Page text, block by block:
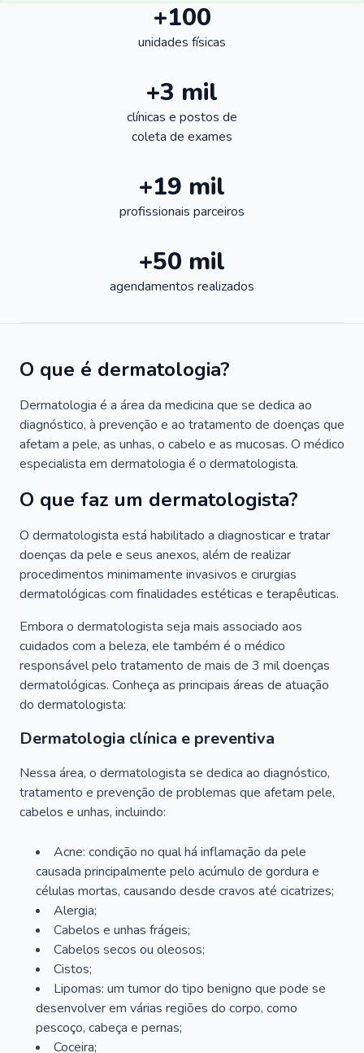
+100
unidades físicas
+3 mil
clínicas e postos de
coleta de exames
+19 mil
profissionais parceiros
+50 mil
agendamentos realizados
O que é dermatologia?
Dermatologia é a área da medicina que se dedica ao
diagnóstico, à prevenção e ao tratamento de doenças que
afetam a pele, as unhas, o cabelo e as mucosas. O médico
especialista em dermatologia é o dermatologista.
O que faz um dermatologista?
O dermatologista está habilitado a diagnosticar e tratar
doenças da pele e seus anexos, além de realizar
procedimentos minimamente invasivos e cirurgias
dermatológicas com finalidades estéticas e terapêuticas.
Embora o dermatologista seja mais associado aos
cuidados com a beleza, ele também é o médico
responsável pelo tratamento de mais de 3 mil doenças
dermatológicas. Conheça as principais áreas de atuação
do dermatologista:
Dermatologia clínica e preventiva
Nessa área, o dermatologista se dedica ao diagnóstico,
tratamento e prevenção de problemas que afetam pele,
cabelos e unhas, incluindo:
Acne: condição no qual há inflamação da pele
causada principalmente pelo acúmulo de gordura e
células mortas, causando desde cravos até cicatrizes;
Alergia;
Cabelos e unhas frágeis;
Cabelos secos ou oleosos;
Cistos;
Lipomas: um tumor do tipo benigno que pode se
desenvolver em várias regiões do corpo, como
pescoço, cabeça e pernas;
Coceira;